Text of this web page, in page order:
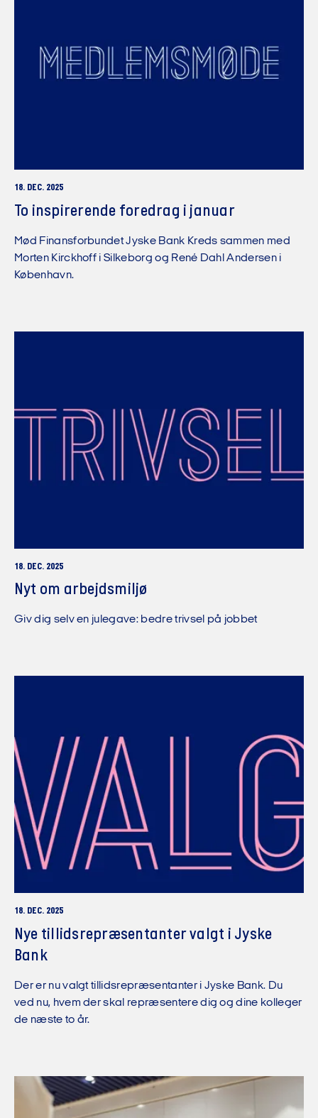
18. DEC. 2025
To inspirerende foredrag i januar
Mød Finansforbundet Jyske Bank Kreds sammen med
Morten Kirckhoff i Silkeborg og René Dahl Andersen i
København.
18. DEC. 2025
Nyt om arbejdsmiljø
Giv dig selv en julegave: bedre trivsel på jobbet
18. DEC. 2025
Nye tillidsrepræsentanter valgt i Jyske
Bank
Der er nu valgt tillidsrepræsentanter i Jyske Bank. Du
ved nu, hvem der skal repræsentere dig og dine kolleger
de næste to år.